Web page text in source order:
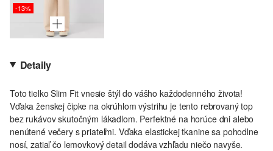
-13%
Detaily
Toto tielko Slim Fit vnesie štýl do vášho každodenného života!
Vďaka ženskej čipke na okrúhlom výstrihu je tento rebrovaný top
bez rukávov skutočným lákadlom. Perfektné na horúce dni alebo
nenútené večery s priateľmi. Vďaka elastickej tkanine sa pohodlne
nosí, zatiaľ čo lemovkový detail dodáva vzhľadu niečo navyše.